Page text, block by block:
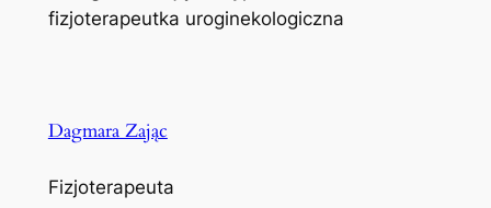
Dagmara Zając
Fizjoterapeuta